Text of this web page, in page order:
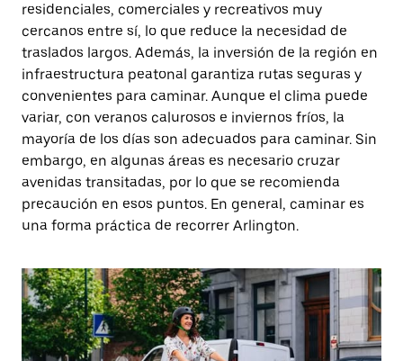
residenciales, comerciales y recreativos muy
cercanos entre sí, lo que reduce la necesidad de
traslados largos. Además, la inversión de la región en
infraestructura peatonal garantiza rutas seguras y
convenientes para caminar. Aunque el clima puede
variar, con veranos calurosos e inviernos fríos, la
mayoría de los días son adecuados para caminar. Sin
embargo, en algunas áreas es necesario cruzar
avenidas transitadas, por lo que se recomienda
precaución en esos puntos. En general, caminar es
una forma práctica de recorrer Arlington.